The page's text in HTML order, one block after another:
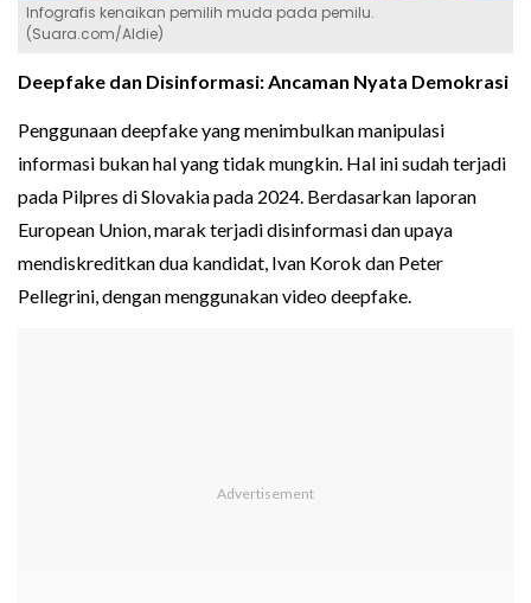
Infografis kenaikan pemilih muda pada pemilu.
(Suara.com/Aldie)
Deepfake dan Disinformasi: Ancaman Nyata Demokrasi
Penggunaan deepfake yang menimbulkan manipulasi
informasi bukan hal yang tidak mungkin. Hal ini sudah terjadi
pada Pilpres di Slovakia pada 2024. Berdasarkan laporan
European Union, marak terjadi disinformasi dan upaya
mendiskreditkan dua kandidat, Ivan Korok dan Peter
Pellegrini, dengan menggunakan video deepfake.